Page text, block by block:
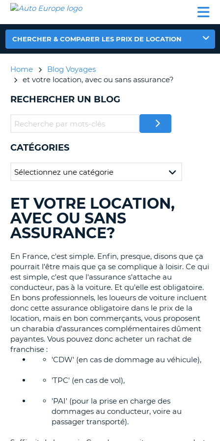
LOCATION
VOITURE
CAMPING-
CAR
CLIENT
AUTO
EUROPE
LOCATION
VOITURE
CAR
PARTENAIRES
CLIENT
COMPTE
GÉRER
MA
CHERCHER & COMPARER LES PRIX DE LOCATION
Home
Blog Voyages
et votre location, avec ou sans assurance?
RECHERCHER UN BLOG
CATÉGORIES
RECHERCHER
DES
BLOGS......
ET VOTRE LOCATION,
AVEC OU SANS
ASSURANCE?
En France, c'est simple. Enfin, presque, disons que ça
pourrait l'être mais que ça se complique à loisir. Ce qui
est simple, c'est que l'assurance s'attache au
conducteur, pas à la voiture. Et qu'elle est obligatoire.
En bons professionnels, les loueurs de voiture incluent
donc cette assurance obligatoire dans le prix de la
location, mais en bon commerçants, vous proposent
un charabia d'assurances complémentaires dûment
payantes. Vous pouvez donc acheter un rachat de
franchise :
'CDW' (en cas de dommage au véhicule),
'TPC' (en cas de vol),
'PAI' (pour la prise en charge des
dommages au conducteur, voire au
passager transporté).